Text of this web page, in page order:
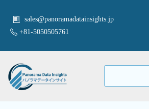
sales@panoramadatainsights.jp
+81-5050505761